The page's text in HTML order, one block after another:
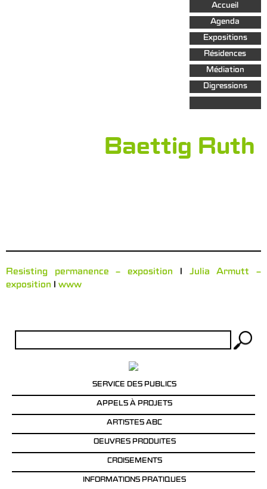
Aller au
contenu
principal
Accueil
Agenda
Expositions
Résidences
Médiation
Digressions
Baettig Ruth
Resisting permanence – exposition l Julia Armutt –
exposition l www
SERVICE DES PUBLICS
APPELS À PROJETS
ARTISTES ABC
OEUVRES PRODUITES
CROISEMENTS
INFORMATIONS PRATIQUES